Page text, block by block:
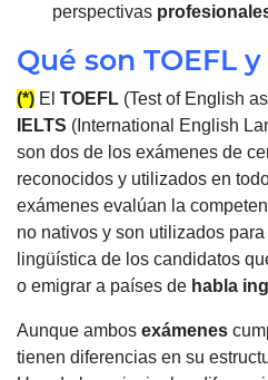
perspectivas
Qué son TOEFL y
(*) El TOEFL (Test of English
IELTS (International English
son dos de los exámenes de
reconocidos y utilizados en
exámenes evalúan la
no nativos y son utilizados
lingüística de los candidatos
o emigrar a países de habla
Aunque ambos exámenes
tienen diferencias en su